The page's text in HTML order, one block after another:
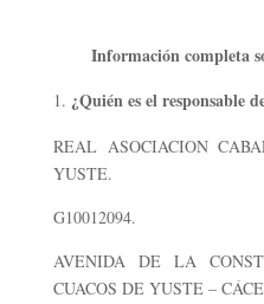
Información completa
¿Quién es el responsable
REAL ASOCIACION
YUSTE.
G10012094.
AVENIDA DE LA
CUACOS DE YUSTE –